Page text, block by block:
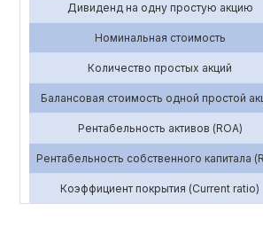
Дивиденд на одну простую акцию
Номинальная стоимость
Количество простых акций
Балансовая стоимость одной простой
Рентабельность активов (ROA)
Рентабельность собственного капитала
Коэффициент покрытия (Current ratio)